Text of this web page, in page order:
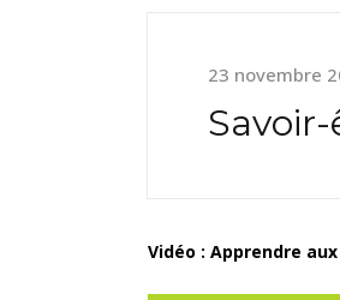
23 novembre
Vidéo : Apprendre